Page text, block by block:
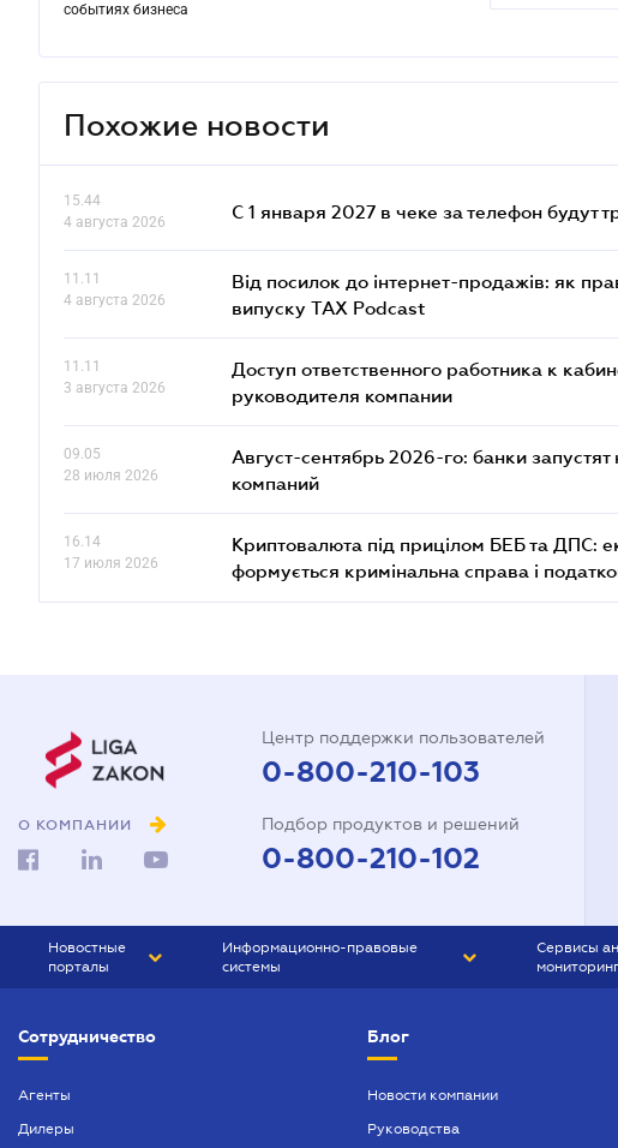
событиях бизнеса
Похожие новости
15.44
4 августа 2026
С 1 января 2027 в чеке за телефон будут
11.11
4 августа 2026
Від посилок до інтернет-продажів: як
випуску TAX Podcast
11.11
3 августа 2026
Доступ ответственного работника к
руководителя компании
09.05
28 июля 2026
Август-сентябрь 2026-го: банки
компаний
16.14
17 июля 2026
Криптовалюта під прицілом БЕБ та ДПС:
формується кримінальна справа і
О КОМПАНИИ
Центр поддержки пользователей
0-800-210-103
Подбор продуктов и решений
0-800-210-102
Новостные
порталы
БИЗНЕС
Информационно-правовые
системы
БУХГАЛТЕР ПРОФ
Сервисы
Сотрудничество
Агенты
Дилеры
Блог
Новости компании
Руководства